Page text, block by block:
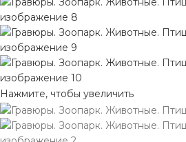
Нажмите, чтобы увеличить